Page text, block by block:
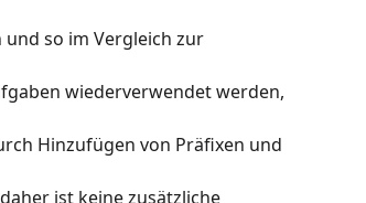
so im Vergleich zur
wiederverwendet werden,
Hinzufügen von Präfixen und
ist keine zusätzliche